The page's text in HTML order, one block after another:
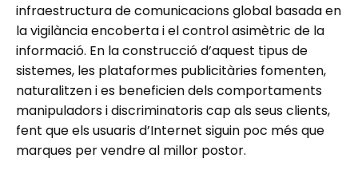
infraestructura de comunicacions global basada en
la vigilància encoberta i el control asimètric de la
informació. En la construcció d’aquest tipus de
sistemes, les plataformes publicitàries fomenten,
naturalitzen i es beneficien dels comportaments
manipuladors i discriminatoris cap als seus clients,
fent que els usuaris d’Internet siguin poc més que
marques per vendre al millor postor.